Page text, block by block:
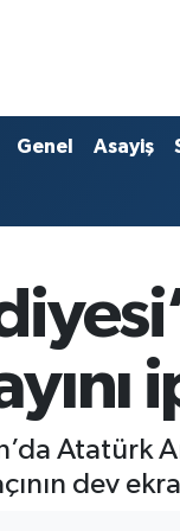
Genel Asayiş
Atatürk
dev